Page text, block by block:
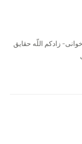
زادكم اللّه حقايق